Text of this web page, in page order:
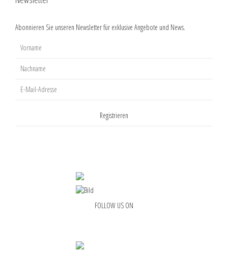
Abonnieren Sie unseren Newsletter für exklusive Angebote und News.
FOLLOW US ON